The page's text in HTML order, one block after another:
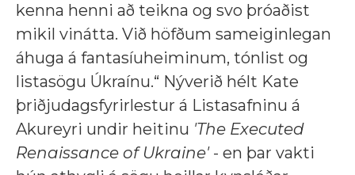
kenna henni að teikna og svo þróaðist
mikil vinátta. Við höfðum sameiginlegan
áhuga á fantasíuheiminum, tónlist og
listasögu Úkraínu.“ Nýverið hélt Kate
þriðjudagsfyrirlestur á Listasafninu á
Akureyri undir heitinu 'The Executed
Renaissance of Ukraine'- en þar vakti